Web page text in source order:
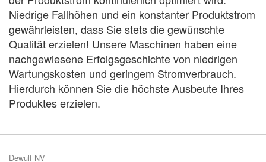
Niedrige Fallhöhen und ein konstanter Produktstrom
gewährleisten, dass Sie stets die gewünschte
Qualität erzielen! Unsere Maschinen haben eine
nachgewiesene Erfolgsgeschichte von niedrigen
Wartungskosten und geringem Stromverbrauch.
Hierdurch können Sie die höchste Ausbeute Ihres
Produktes erzielen.
Dewulf NV